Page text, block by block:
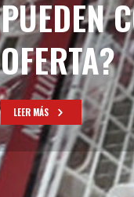
PUEDEN
OFERTA?
LEER MÁS